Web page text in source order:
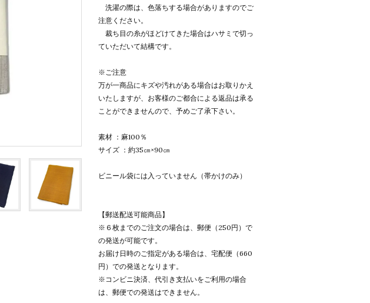
洗濯の際は、色落ちする場合がありますのでご
注意ください。
裁ち目の糸がほどけてきた場合はハサミで切っ
ていただいて結構です。
※ご注意
万が一商品にキズや汚れがある場合はお取りかえ
いたしますが、お客様のご都合による返品は承る
ことができませんので、予めご了承下さい。
素材 ：麻100％
サイズ ：約35㎝×90㎝
ビニール袋には入っていません（帯かけのみ）
【郵送配送可能商品】
※６枚までのご注文の場合は、郵便（250円）で
の発送が可能です。
お届け日時のご指定がある場合は、宅配便（660
円）での発送となります。
※コンビニ決済、代引き支払いをご利用の場合
は、郵便での発送はできません。